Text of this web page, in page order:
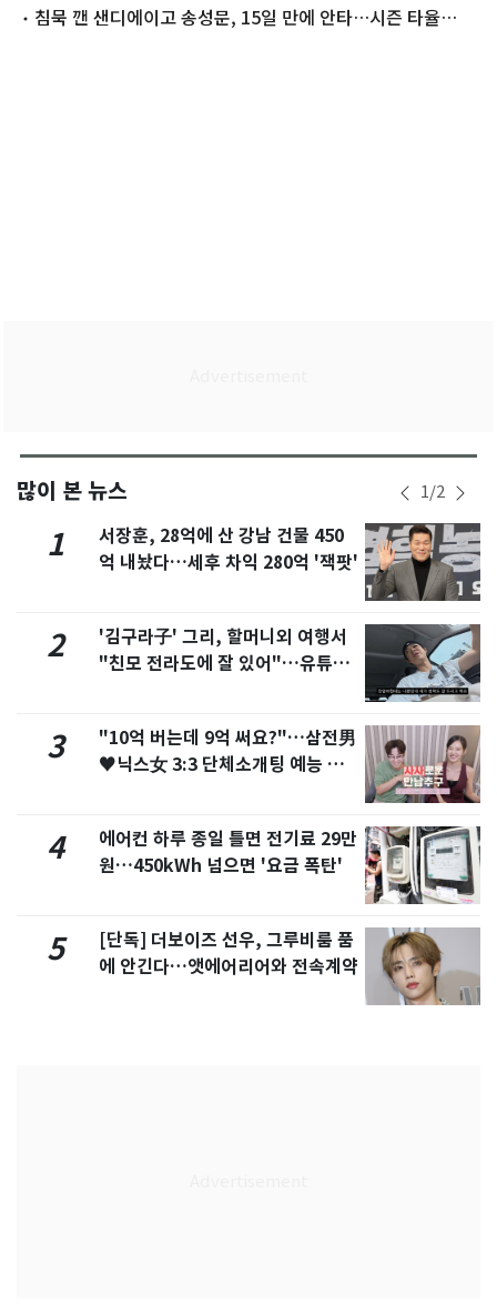
침묵 깬 샌디에이고 송성문, 15일 만에 안타…시즌 타율
많이 본 뉴스 1/2
1
서장훈, 28억에 산 강남 건물 450
억 내놨다…세후 차익 280억 '잭팟'
2
'김구라子' 그리, 할머니외 여행서
"친모 전라도에 잘 있어"…유튜브
3
"10억 버는데 9억 써요?"…삼전男
♥닉스女 3:3 단체소개팅 예능 화
4
에어컨 하루 종일 틀면 전기료 29만
원…450kWh 넘으면 '요금 폭탄'
5
[단독] 더보이즈 선우, 그루비룸 품
에 안긴다…앳에어리어와 전속계약